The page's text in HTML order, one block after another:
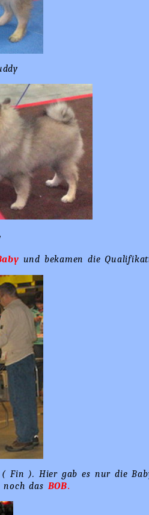
und bekamen die
). Hier gab es nur die
das BOB.